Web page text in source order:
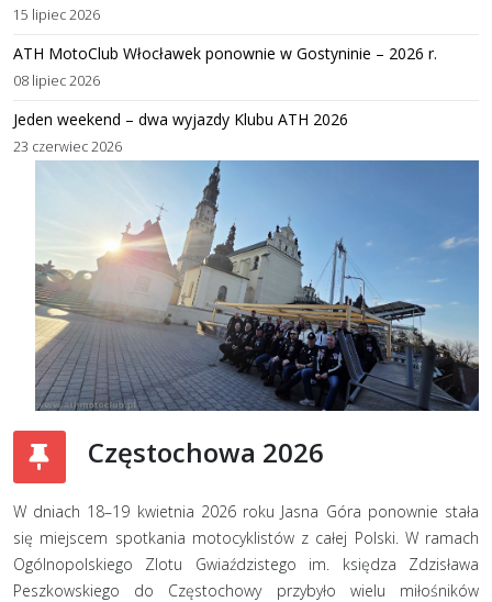
15 lipiec 2026
ATH MotoClub Włocławek ponownie w Gostyninie – 2026 r.
08 lipiec 2026
Jeden weekend – dwa wyjazdy Klubu ATH 2026
23 czerwiec 2026
Częstochowa 2026
W dniach 18–19 kwietnia 2026 roku Jasna Góra ponownie stała
się miejscem spotkania motocyklistów z całej Polski. W ramach
Ogólnopolskiego Zlotu Gwiaździstego im. księdza Zdzisława
Peszkowskiego do Częstochowy przybyło wielu miłośników